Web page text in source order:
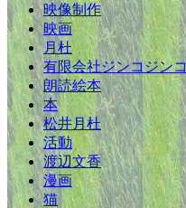
映像制作
映画
月杜
有限会社ジンコジン
朗読絵本
本
松井月杜
活動
渡辺文香
漫画
猫